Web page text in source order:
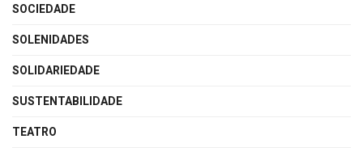
SOCIEDADE
SOLENIDADES
SOLIDARIEDADE
SUSTENTABILIDADE
TEATRO